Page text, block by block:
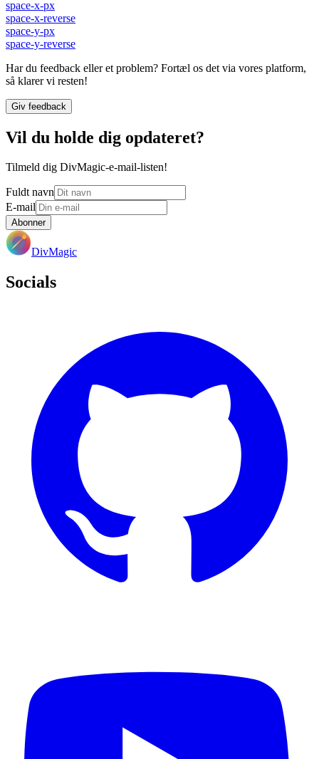
space-x-px
space-x-reverse
space-y-px
space-y-reverse
Har du feedback eller et problem? Fortæl os det via vores platform,
så klarer vi resten!
Giv feedback
Vil du holde dig opdateret?
Tilmeld dig DivMagic-e-mail-listen!
Fuldt navn
E-mail
Abonner
DivMagic
Socials